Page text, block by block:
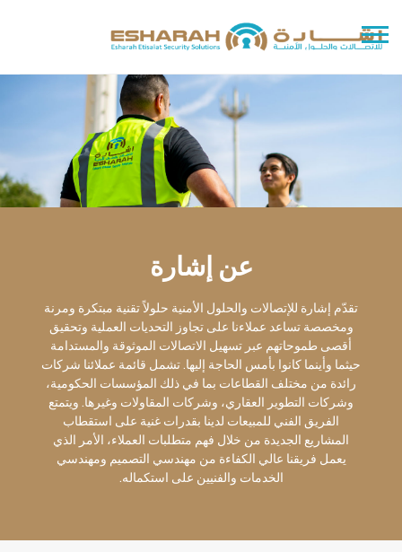
عن إشارة
تقدّم إشارة للإتصالات والحلول الأمنية حلولاً تقنية مبتكرة ومرنة
ومخصصة تساعد عملاءنا على تجاوز التحديات العملية وتحقيق
أقصى طموحاتهم عبر تسهيل الاتصالات الموثوقة والمستدامة
حيثما وأينما كانوا بأمس الحاجة إليها. تشمل قائمة عملائنا شركات
رائدة من مختلف القطاعات بما في ذلك المؤسسات الحكومية،
وشركات التطوير العقاري، وشركات المقاولات وغيرها. ويتمتع
الفريق الفني للمبيعات لدينا بقدرات غنية على استقطاب
المشاريع الجديدة من خلال فهم متطلبات العملاء، الأمر الذي
يعمل فريقنا عالي الكفاءة من مهندسي التصميم ومهندسي
الخدمات والفنيين على استكماله.